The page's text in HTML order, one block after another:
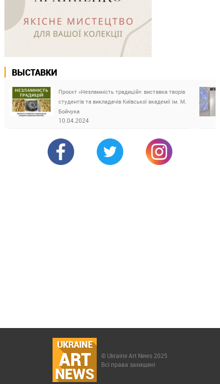
ВЫСТАВКИ
Проєкт «Незламність традицій»: виставка творів
студентів та викладачів Київської академії ім. М.
Бойчука
10.04.2024
UKRAINE
ART
NEWS
© Ukraine Art News 2025
Всі права захищені